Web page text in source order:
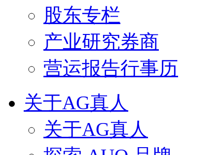
股东专栏
产业研究券商
营运报告行事历
关于AG真人
关于AG真人